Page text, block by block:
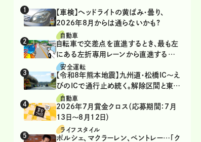
【車検】ヘッドライトの黄ばみ・曇り、
2026年8月からは通らないかも?
自動車
自転車で交差点を直進するとき、最も左
にある左折専用レーンから直進するの
は、違反？
安全運転
【令和8年熊本地震】九州道・松橋IC～え
びのICで通行止め続く。解除区間と東九
州道の迂回ルート
自動車
2026年7月賞金クロス（応募期間：7月
13日～8月12日）
ライフスタイル
ポルシェ、マクラーレン、ベントレー…「ク